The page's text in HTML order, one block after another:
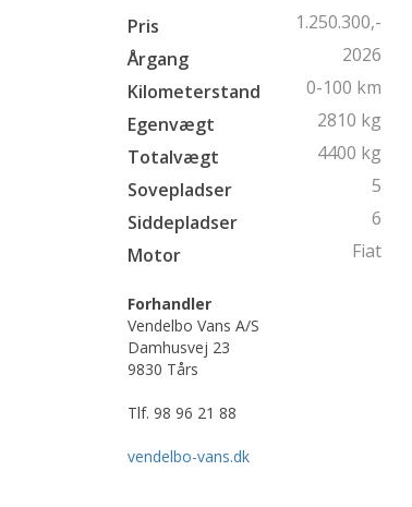
Pris
1.250.300,-
Årgang
2026
Kilometerstand
0-100 km
Egenvægt
2810 kg
Totalvægt
4400 kg
Sovepladser
5
Siddepladser
6
Motor
Fiat
Forhandler
Vendelbo Vans A/S
Damhusvej 23
9830 Tårs
Tlf. 98 96 21 88
vendelbo-vans.dk